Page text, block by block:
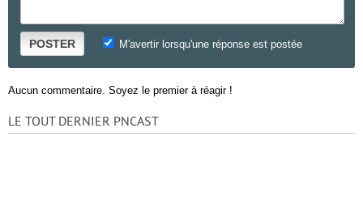
POSTER M'avertir lorsqu'une réponse est postée
Aucun commentaire. Soyez le premier à réagir !
LE TOUT DERNIER PNCAST